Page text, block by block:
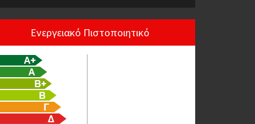
Ενεργειακό Πιστοποιητικό